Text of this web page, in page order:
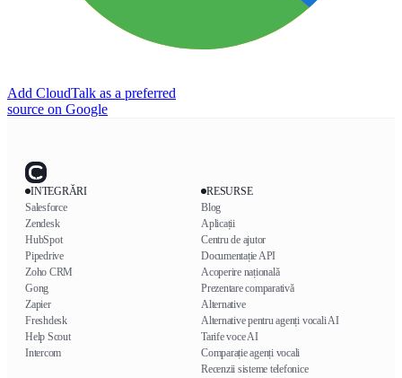
Add CloudTalk as a preferred
source on Google
INTEGRĂRI
Salesforce
Zendesk
HubSpot
Pipedrive
Zoho CRM
Gong
Zapier
Freshdesk
Help Scout
Intercom
RESURSE
Blog
Aplicații
Centru de ajutor
Documentație API
Acoperire națională
Prezentare comparativă
Alternative
Alternative pentru agenți vocali AI
Tarife voce AI
Comparație agenți vocali
Recenzii sisteme telefonice